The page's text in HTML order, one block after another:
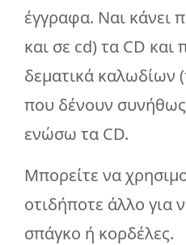
έγγραφα. Ναι κάνει
και σε cd) τα CD
δεματικά καλωδίων
που δένουν
ενώσω τα CD.
Μπορείτε να
οτιδήποτε άλλο για
σπάγκο ή κορδέλες.